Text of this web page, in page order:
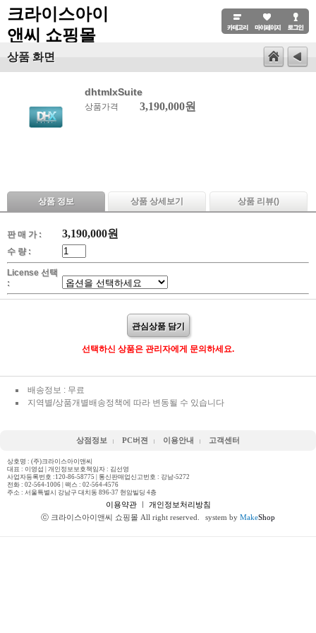
크라이스아이
앤씨 쇼핑몰
상품 화면
dhtmlxSuite
상품가격 3,190,000원
상품 정보 상품 상세보기 상품 리뷰()
판 매 가 : 3,190,000원
수 량 :
License 선택
:
관심상품 담기
선택하신 상품은 관리자에게 문의하세요.
배송정보 : 무료
지역별/상품개별배송정책에 따라 변동될 수 있습니다
상점정보 PC버젼 이용안내 고객센터
상호명 : (주)크라이스아이앤씨
대표 : 이영섭 | 개인정보보호책임자 : 김선영
사업자등록번호 :120-86-58775 | 통신판매업신고번호 : 강남-5272
전화 : 02-564-1006 | 팩스 : 02-564-4576
주소 : 서울특별시 강남구 대치동 896-37 현암빌딩 4층
이용약관ㅣ 개인정보처리방침
ⓒ 크라이스아이앤씨 쇼핑몰 All right reserved.
system by MakeShop